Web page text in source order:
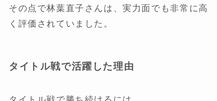
その点で林葉直子さんは、実力面でも非常に高
く評価されていました。
タイトル戦で活躍した理由